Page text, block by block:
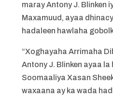
maray Antony J. Blinken
Maxamuud, ayaa
hadaleen hawlaha
“Xoghayaha Arrimaha
Antony J. Blinken ayaa
Soomaaliya Xasan
waxaana ay ka wada